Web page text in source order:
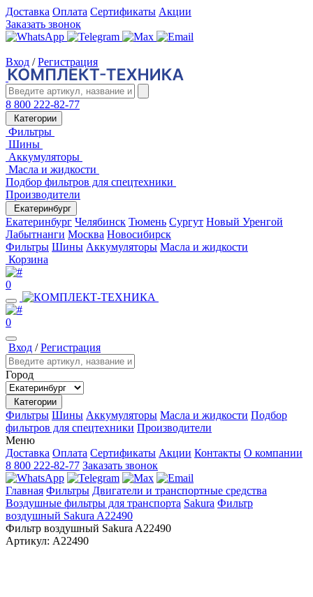
Доставка Оплата Сертификаты Акции
Заказать звонок
Вход / Регистрация
8 800 222-82-77
Категории
Фильтры
Шины
Аккумуляторы
Масла и жидкости
Подбор фильтров для спецтехники
Производители
Екатеринбург
Екатеринбург Челябинск Тюмень Сургут Новый Уренгой
Лабытнанги Москва Новосибирск
Фильтры Шины Аккумуляторы Масла и жидкости
Корзина
0
0
Вход /Регистрация
Город
Категории
Фильтры Шины Аккумуляторы Масла и жидкости Подбор
фильтров для спецтехники Производители
Меню
Доставка Оплата Сертификаты Акции Контакты О компании
8 800 222-82-77 Заказать звонок
Главная Фильтры Двигатели и транспортные средства
Воздушные фильтры для транспорта Sakura Фильтр
воздушный Sakura A22490
Фильтр воздушный Sakura A22490
Артикул: A22490